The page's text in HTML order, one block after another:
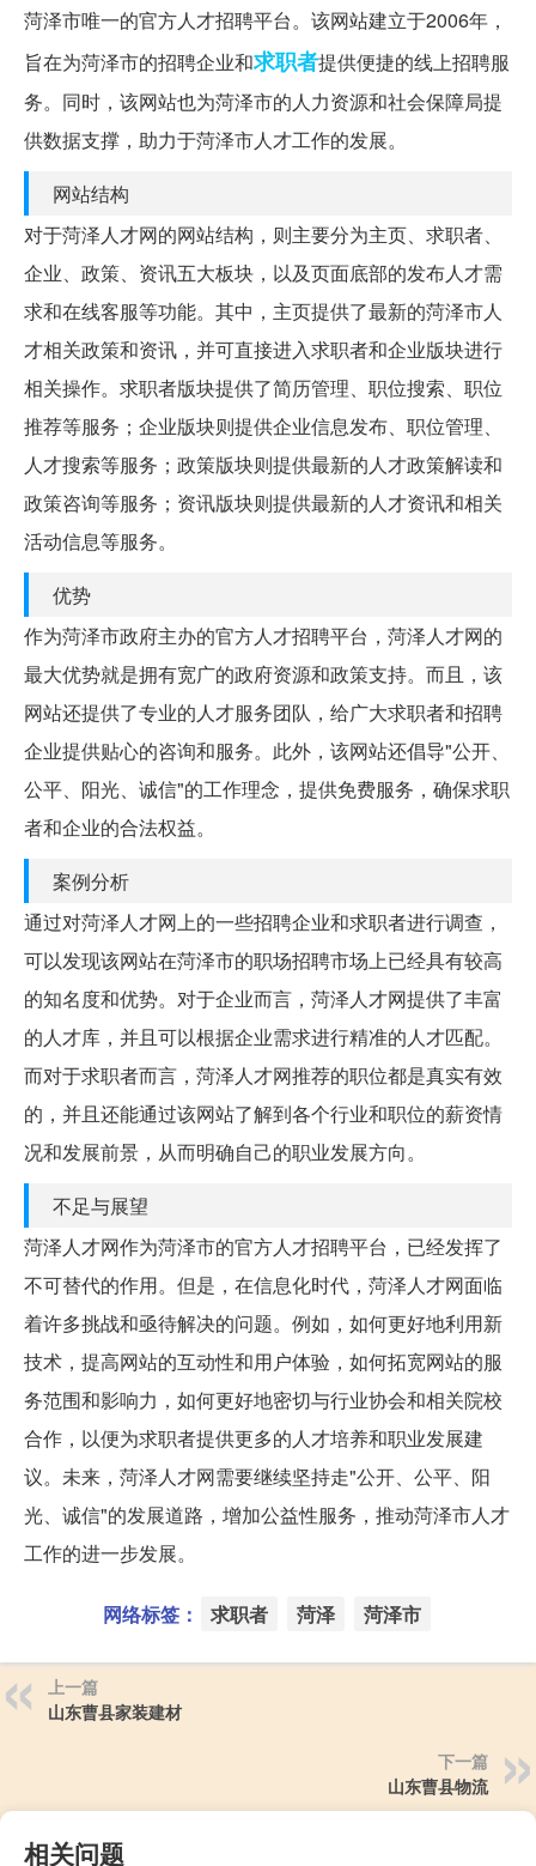
菏泽市唯一的官方人才招聘平台。该网站建立于2006年，
旨在为菏泽市的招聘企业和求职者提供便捷的线上招聘服
务。同时，该网站也为菏泽市的人力资源和社会保障局提
供数据支撑，助力于菏泽市人才工作的发展。
网站结构
对于菏泽人才网的网站结构，则主要分为主页、求职者、
企业、政策、资讯五大板块，以及页面底部的发布人才需
求和在线客服等功能。其中，主页提供了最新的菏泽市人
才相关政策和资讯，并可直接进入求职者和企业版块进行
相关操作。求职者版块提供了简历管理、职位搜索、职位
推荐等服务；企业版块则提供企业信息发布、职位管理、
人才搜索等服务；政策版块则提供最新的人才政策解读和
政策咨询等服务；资讯版块则提供最新的人才资讯和相关
活动信息等服务。
优势
作为菏泽市政府主办的官方人才招聘平台，菏泽人才网的
最大优势就是拥有宽广的政府资源和政策支持。而且，该
网站还提供了专业的人才服务团队，给广大求职者和招聘
企业提供贴心的咨询和服务。此外，该网站还倡导"公开、
公平、阳光、诚信"的工作理念，提供免费服务，确保求职
者和企业的合法权益。
案例分析
通过对菏泽人才网上的一些招聘企业和求职者进行调查，
可以发现该网站在菏泽市的职场招聘市场上已经具有较高
的知名度和优势。对于企业而言，菏泽人才网提供了丰富
的人才库，并且可以根据企业需求进行精准的人才匹配。
而对于求职者而言，菏泽人才网推荐的职位都是真实有效
的，并且还能通过该网站了解到各个行业和职位的薪资情
况和发展前景，从而明确自己的职业发展方向。
不足与展望
菏泽人才网作为菏泽市的官方人才招聘平台，已经发挥了
不可替代的作用。但是，在信息化时代，菏泽人才网面临
着许多挑战和亟待解决的问题。例如，如何更好地利用新
技术，提高网站的互动性和用户体验，如何拓宽网站的服
务范围和影响力，如何更好地密切与行业协会和相关院校
合作，以便为求职者提供更多的人才培养和职业发展建
议。未来，菏泽人才网需要继续坚持走"公开、公平、阳
光、诚信"的发展道路，增加公益性服务，推动菏泽市人才
工作的进一步发展。
网络标签： 求职者 菏泽 菏泽市
上一篇
山东曹县家装建材
下一篇
山东曹县物流
相关问题